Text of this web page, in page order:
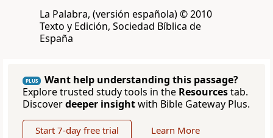
La Palabra, (versión española) © 2010
Texto y Edición, Sociedad Bíblica de
España
PLUS
Want help understanding this passage?
Explore trusted study tools in the Resourcestab.
Discoverdeeper insightwith Bible Gateway Plus.
Start 7-day free trial Learn More